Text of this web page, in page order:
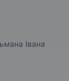
Івана